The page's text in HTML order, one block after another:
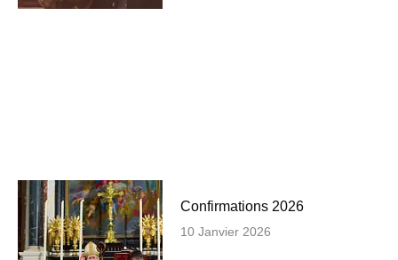
Confirmations 2026
10 Janvier 2026